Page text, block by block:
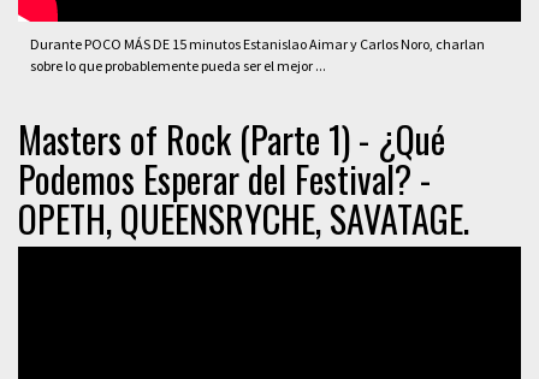
Durante POCO MÁS DE 15 minutos Estanislao Aimar y Carlos Noro, charlan
sobre lo que probablemente pueda ser el mejor ...
Masters of Rock (Parte 1) - ¿Qué
Podemos Esperar del Festival? -
OPETH, QUEENSRYCHE, SAVATAGE.